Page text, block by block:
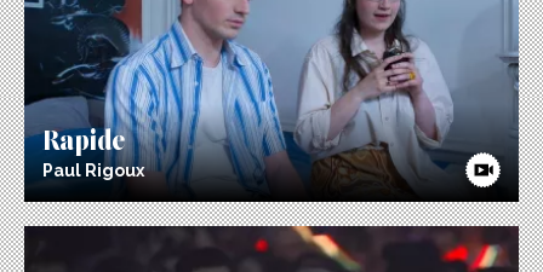
Rapide
Paul Rigoux